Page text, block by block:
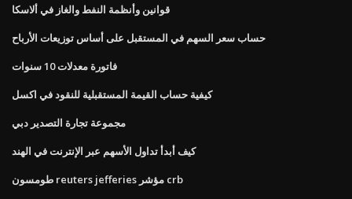
قوانين وأنظمة النفط والغاز في ألاسكا
حساب سعر السهم في المستقبل على أساس توزيعات الأرباح
فاتورة معدلات 10 سنوات
كيفية حساب القيمة المستقبلية للنقود في اكسل
مجموعة تجارة التصدير دبي
كيف أبدأ تداول الأسهم عبر الإنترنت في الهند
طومسون reuters jefferies مؤشر crb